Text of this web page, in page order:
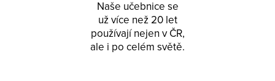
Naše učebnice se
už více než 20 let
používají nejen v ČR,
ale i po celém světě.